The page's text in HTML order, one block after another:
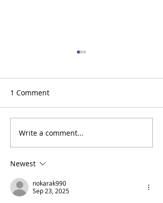
TRRA Safety Spotlight:
June 2026
1 Comment
Write a comment...
Newest
nokarak990
Sep 23, 2025